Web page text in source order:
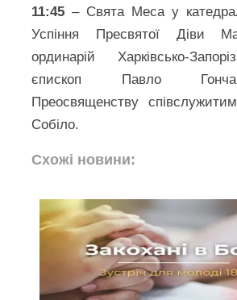
11:45 – Свята Меса у
Успіння Пресвятої Діви
ординарій Харківсько-
єпископ Павло
Преосвященству
Собіло.
Схожі новини: